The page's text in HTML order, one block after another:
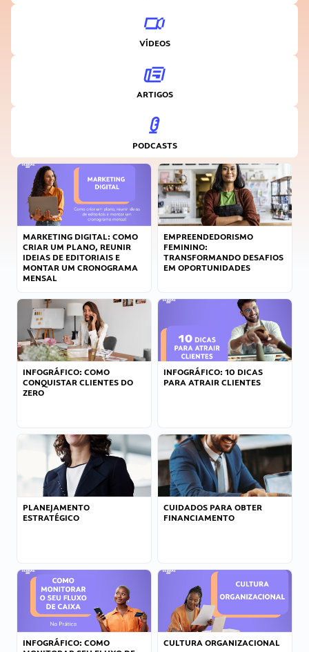
VÍDEOS
ARTIGOS
PODCASTS
MARKETING DIGITAL: COMO
CRIAR UM PLANO, REUNIR
IDEIAS DE EDITORIAIS E
MONTAR UM CRONOGRAMA
MENSAL
EMPREENDEDORISMO
FEMININO:
TRANSFORMANDO DESAFIOS
EM OPORTUNIDADES
INFOGRÁFICO: COMO
CONQUISTAR CLIENTES DO
ZERO
INFOGRÁFICO: 10 DICAS
PARA ATRAIR CLIENTES
PLANEJAMENTO
ESTRATÉGICO
CUIDADOS PARA OBTER
FINANCIAMENTO
INFOGRÁFICO: COMO
CULTURA ORGANIZACIONAL